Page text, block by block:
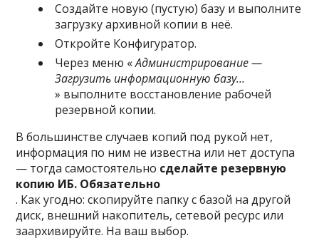
Создайте новую (пустую) базу и выполните
загрузку архивной копии в неё.
Откройте Конфигуратор.
Через меню «Администрирование —
Загрузить информационную базу…
» выполните восстановление рабочей
резервной копии.
В большинстве случаев копий под рукой нет,
информация по ним не известна или нет доступа
— тогда самостоятельно сделайте резервную
копию ИБ. Обязательно
. Как угодно: скопируйте папку с базой на другой
диск, внешний накопитель, сетевой ресурс или
заархивируйте. На ваш выбор.